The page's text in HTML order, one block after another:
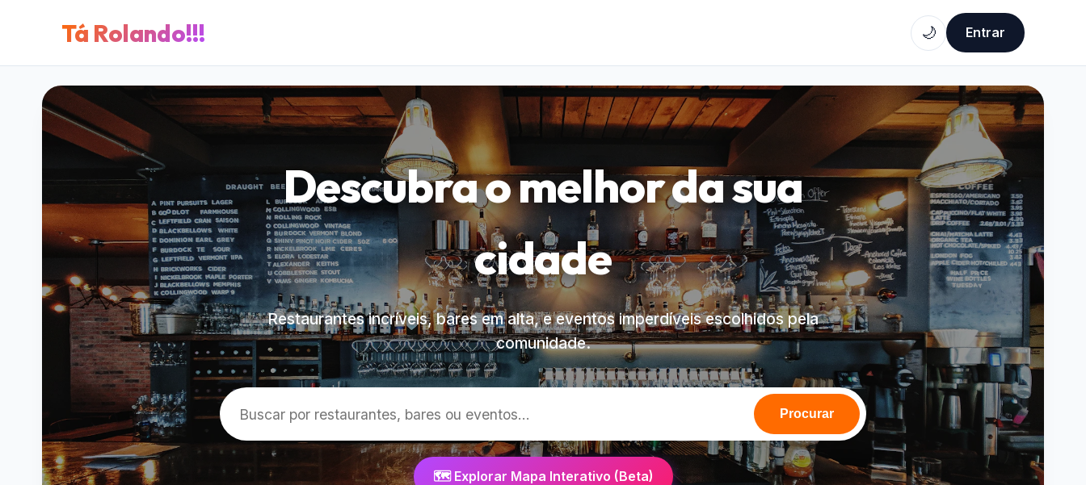
Tá Rolando!!! 🌙 Entrar
Descubra o melhor da sua
cidade
Restaurantes incríveis, bares em alta, e eventos imperdíveis escolhidos pela
comunidade.
Procurar
🗺️ Explorar Mapa Interativo (Beta)